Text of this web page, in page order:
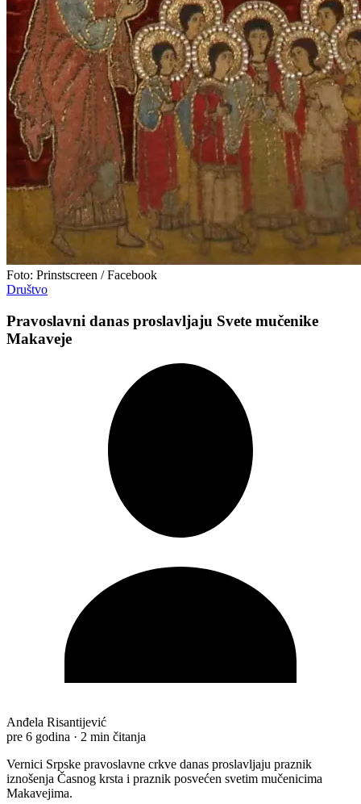
Foto: Prinstscreen / Facebook
Društvo
Pravoslavni danas proslavljaju Svete mučenike
Makaveje
Anđela Risantijević
pre 6 godina · 2 min čitanja
Vernici Srpske pravoslavne crkve danas proslavljaju praznik
iznošenja Časnog krsta i praznik posvećen svetim mučenicima
Makavejima.